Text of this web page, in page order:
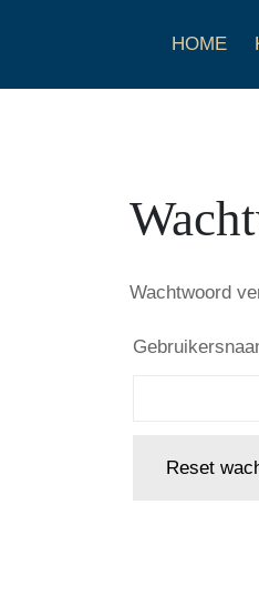
HOME
Wachtwoord
Reset